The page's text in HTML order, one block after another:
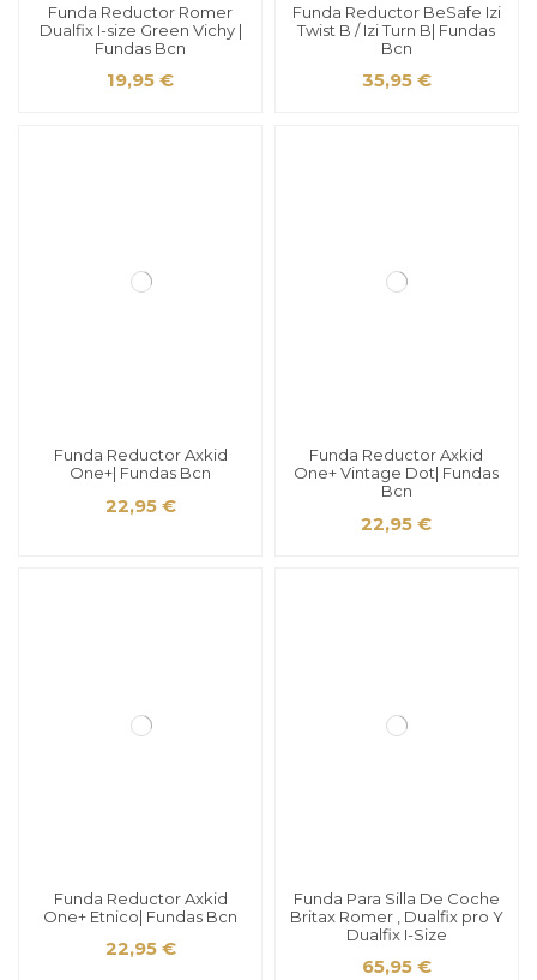
Funda Reductor Romer
Dualfix I-size Green Vichy |
Fundas Bcn
19,95 €
Funda Reductor BeSafe Izi
Twist B / Izi Turn B| Fundas
Bcn
35,95 €
Funda Reductor Axkid
One+| Fundas Bcn
22,95 €
Funda Reductor Axkid
One+ Vintage Dot| Fundas
Bcn
22,95 €
Funda Reductor Axkid
One+ Etnico| Fundas Bcn
22,95 €
Funda Para Silla De Coche
Britax Romer , Dualfix pro Y
Dualfix I-Size
65,95 €